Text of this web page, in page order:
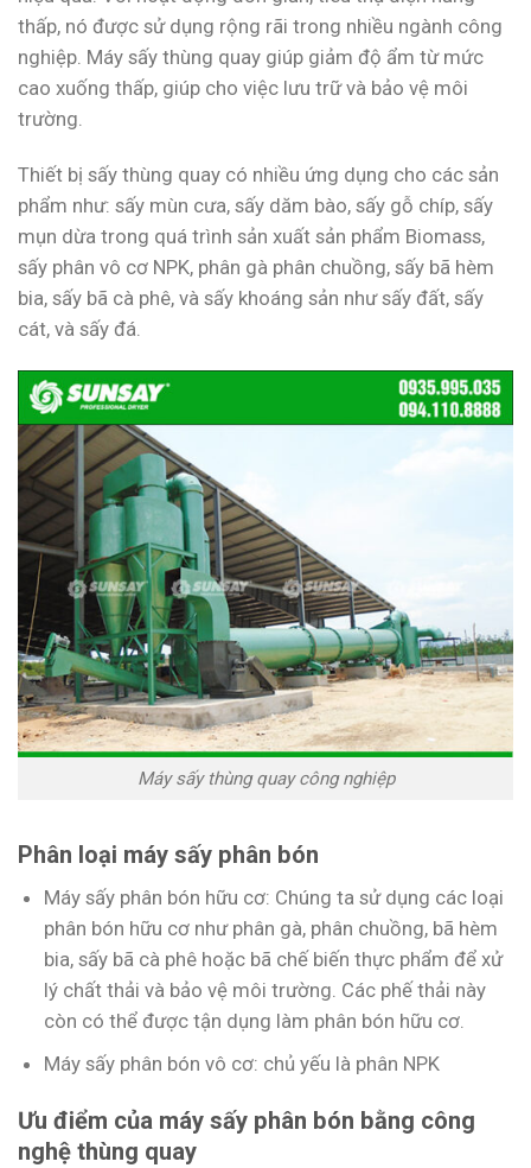
thấp, nó được sử dụng rộng rãi trong nhiều ngành công
nghiệp. Máy sấy thùng quay giúp giảm độ ẩm từ mức
cao xuống thấp, giúp cho việc lưu trữ và bảo vệ môi
trường.
Thiết bị sấy thùng quay có nhiều ứng dụng cho các sản
phẩm như: sấy mùn cưa, sấy dăm bào, sấy gỗ chíp, sấy
mụn dừa trong quá trình sản xuất sản phẩm Biomass,
sấy phân vô cơ NPK, phân gà phân chuồng, sấy bã hèm
bia, sấy bã cà phê, và sấy khoáng sản như sấy đất, sấy
cát, và sấy đá.
Máy sấy thùng quay công nghiệp
Phân loại máy sấy phân bón
Máy sấy phân bón hữu cơ: Chúng ta sử dụng các loại
phân bón hữu cơ như phân gà, phân chuồng, bã hèm
bia, sấy bã cà phê hoặc bã chế biến thực phẩm để xử
lý chất thải và bảo vệ môi trường. Các phế thải này
còn có thể được tận dụng làm phân bón hữu cơ.
Máy sấy phân bón vô cơ: chủ yếu là phân NPK
Ưu điểm của máy sấy phân bón bằng công
nghệ thùng quay